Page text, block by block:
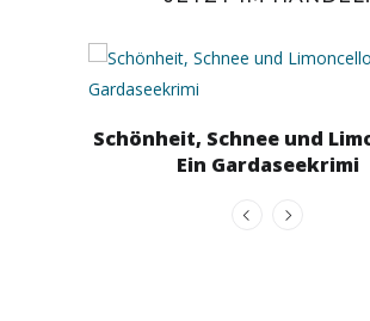
Schönheit, Schnee und
Ein Gardaseekrimi